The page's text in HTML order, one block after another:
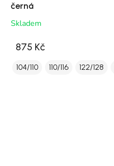
černá
Skladem
875 Kč
104/110 110/116 122/128